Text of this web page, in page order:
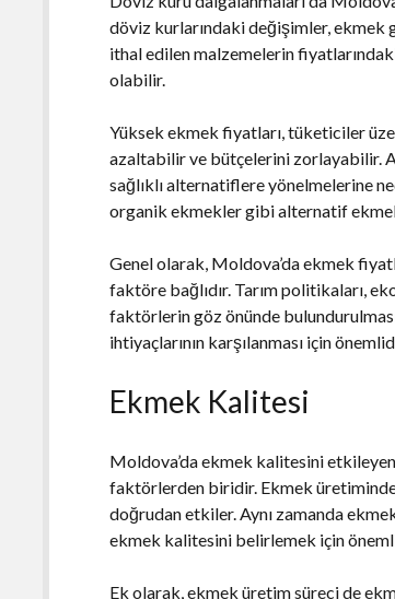
döviz kurlarındaki değişimler, ekmek
ithal edilen malzemelerin
olabilir.
Yüksek ekmek fiyatları, tüketiciler
azaltabilir ve bütçelerini zorlayabilir.
sağlıklı alternatiflere yönelmelerine
organik ekmekler gibi alternatif
Genel olarak, Moldova’da ekmek
faktöre bağlıdır. Tarım politikaları,
faktörlerin göz önünde
ihtiyaçlarının karşılanması için
Ekmek Kalitesi
Moldova’da ekmek kalitesini
faktörlerden biridir. Ekmek
doğrudan etkiler. Aynı zamanda
ekmek kalitesini belirlemek için
Ek olarak, ekmek üretim süreci de